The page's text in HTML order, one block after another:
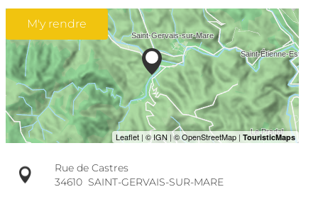
M'y rendre
Rue de Castres
34610 SAINT-GERVAIS-SUR-MARE